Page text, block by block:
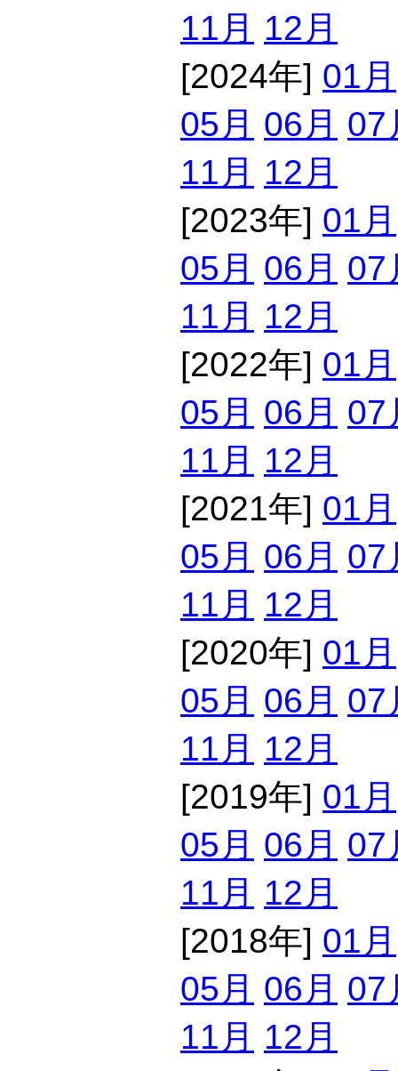
11月 12月
[2024年] 01月
05月 06月 07
11月 12月
[2023年] 01月
05月 06月 07
11月 12月
[2022年] 01月
05月 06月 07
11月 12月
[2021年] 01月
05月 06月 07
11月 12月
[2020年] 01月
05月 06月 07
11月 12月
[2019年] 01月
05月 06月 07
11月 12月
[2018年] 01月
05月 06月 07
11月 12月